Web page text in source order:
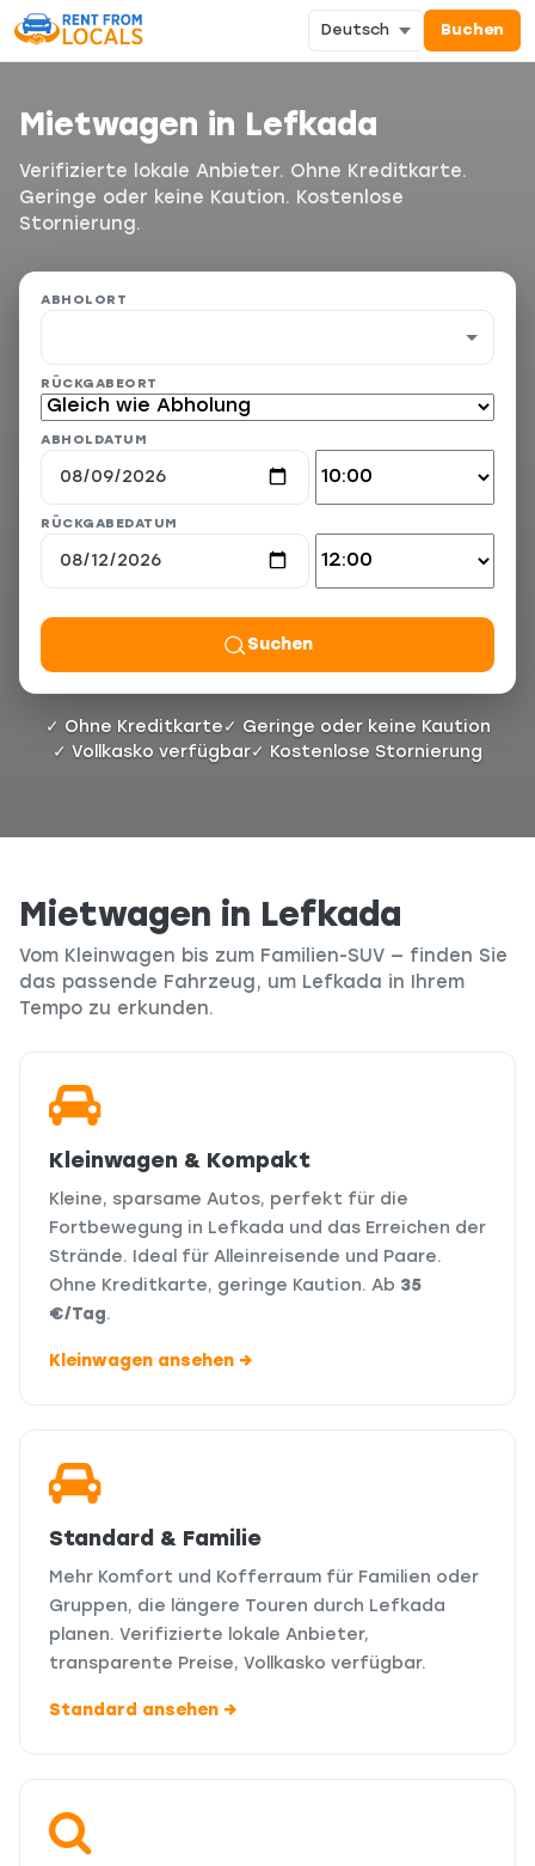
Buchen
Mietwagen in Lefkada
Verifizierte lokale Anbieter. Ohne Kreditkarte.
Geringe oder keine Kaution. Kostenlose
Stornierung.
ABHOLORT
RÜCKGABEORT
ABHOLDATUM
RÜCKGABEDATUM
Suchen
✓ Ohne Kreditkarte ✓ Geringe oder keine Kaution
✓ Vollkasko verfügbar✓ Kostenlose Stornierung
Mietwagen in Lefkada
Vom Kleinwagen bis zum Familien-SUV — finden Sie
das passende Fahrzeug, um Lefkada in Ihrem
Tempo zu erkunden.
Kleinwagen & Kompakt
Kleine, sparsame Autos, perfekt für die
Fortbewegung in Lefkada und das Erreichen der
Strände. Ideal für Alleinreisende und Paare.
Ohne Kreditkarte, geringe Kaution. Ab 35
€/Tag.
Kleinwagen ansehen →
Standard & Familie
Mehr Komfort und Kofferraum für Familien oder
Gruppen, die längere Touren durch Lefkada
planen. Verifizierte lokale Anbieter,
transparente Preise, Vollkasko verfügbar.
Standard ansehen →